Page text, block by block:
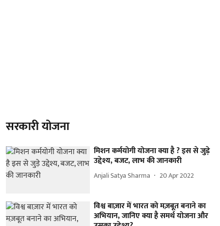
सरकारी योजना
मिशन कर्मयोगी योजना क्या है ? इस से जुड़े
उद्देश्य, बजट, लाभ की जानकारी
Anjali Satya Sharma 20 Apr 2022
विश्व बाज़ार में भारत को मज़बूत बनाने का
अभियान, जानिए क्या है समर्थ योजना और